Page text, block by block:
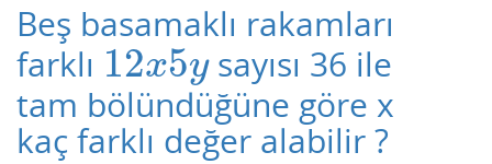
Beş basamaklı rakamları
farklı 12x5y
12x5y sayısı 36 ile
tam bölündüğüne göre x
kaç farklı değer alabilir ?